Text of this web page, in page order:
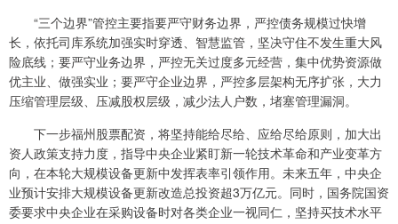
“三个边界”管控主要指要严守财务边界，严控债务规模过快增
长，依托司库系统加强实时穿透、智慧监管，坚决守住不发生重大风
险底线；要严守业务边界，严控无关过度多元经营，集中优势资源做
优主业、做强实业；要严守企业边界，严控多层架构无序扩张，大力
压缩管理层级、压减股权层级，减少法人户数，堵塞管理漏洞。
下一步福州股票配资，将坚持能给尽给、应给尽给原则，加大出
资人政策支持力度，指导中央企业紧盯新一轮技术革命和产业变革方
向，在本轮大规模设备更新中发挥表率引领作用。未来五年，中央企
业预计安排大规模设备更新改造总投资超3万亿元。同时，国务院国资
委要求中央企业在采购设备时对各类企业一视同仁，坚持买技术水平